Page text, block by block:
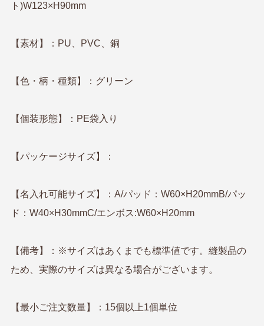
ト)W123×H90mm
【素材】：PU、PVC、銅
【色・柄・種類】：グリーン
【個装形態】：PE袋入り
【パッケージサイズ】：
【名入れ可能サイズ】：A/パッド：W60×H20mmB/パッ
ド：W40×H30mmC/エンボス:W60×H20mm
【備考】：※サイズはあくまでも標準値です。縫製品の
ため、実際のサイズは異なる場合がございます。
【最小ご注文数量】：15個以上1個単位